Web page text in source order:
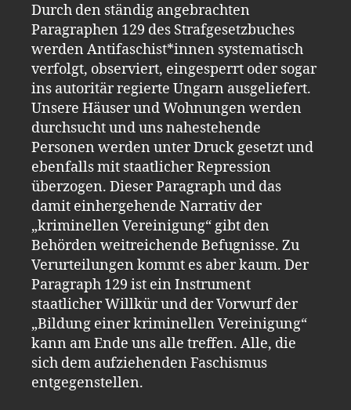
Durch den ständig angebrachten
Paragraphen 129 des Strafgesetzbuches
werden Antifaschist*innen systematisch
verfolgt, observiert, eingesperrt oder sogar
ins autoritär regierte Ungarn ausgeliefert.
Unsere Häuser und Wohnungen werden
durchsucht und uns nahestehende
Personen werden unter Druck gesetzt und
ebenfalls mit staatlicher Repression
überzogen. Dieser Paragraph und das
damit einhergehende Narrativ der
„kriminellen Vereinigung“ gibt den
Behörden weitreichende Befugnisse. Zu
Verurteilungen kommt es aber kaum. Der
Paragraph 129 ist ein Instrument
staatlicher Willkür und der Vorwurf der
„Bildung einer kriminellen Vereinigung“
kann am Ende uns alle treffen. Alle, die
sich dem aufziehenden Faschismus
entgegenstellen.